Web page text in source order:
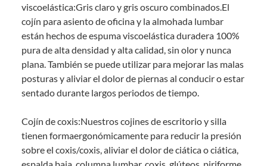
derecho:
Productos que, por su naturaleza, no puedan ser devueltos,
puedan deteriorarse o caducar con rapidez.
Confeccionados a la medida.
De uso personal.
En sodimac.cl te damos 30 días desde que recibes el producto. Debe
estar en perfecto estado, con todas sus etiquetas y sin uso, tal como te lo
Productos digitales que se entregan a través de una descarga
electrónica, por ejemplo, cupones de experiencia o programas
para el computador.
viscoelástica:Gris claro y gris oscuro combinados.El
cojín para asiento de oficina y la almohada lumbar
están hechos de espuma viscoelástica duradera 100%
pura de alta densidad y alta calidad, sin olor y nunca
plana. También se puede utilizar para mejorar las malas
posturas y aliviar el dolor de piernas al conducir o estar
sentado durante largos periodos de tiempo.
Cojín de coxis:Nuestros cojines de escritorio y silla
tienen formaergonómicamente para reducir la presión
sobre el coxis/coxis, aliviar el dolor de ciática o ciática,